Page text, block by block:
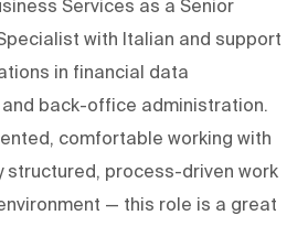
Services as a Senior
with Italian and support
in financial data
back-office administration.
comfortable working with
structured, process-driven work
— this role is a great